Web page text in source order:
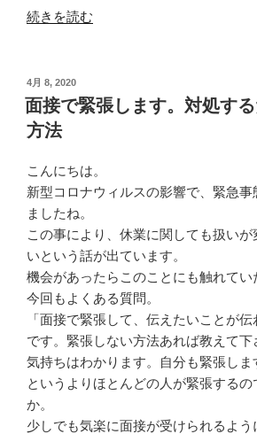
“面
与
え
て
し
ま
う
悪
い
印
象、
お
教
え
し
ま
す。”
の
続きを読む
投
稿
日:
4月 8, 2020
面接で緊張します。対処す
方法
こんにちは。
新型コロナウィルスの影響で、緊急
ましたね。
この事により、休業に関しても扱い
いという話が出ています。
機会があったらこのことにも触れてい
今回もよくある質問。
「面接で緊張して、伝えたいことが
です。緊張しない方法あれば教えて下
気持ちはわかります。自分も緊張しま
というよりほとんどの人が緊張するの
か。
少しでも気楽に面接が受けられるよう